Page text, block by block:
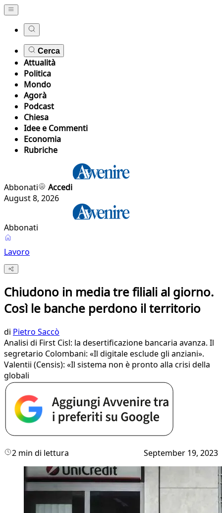
Cerca
Attualità
Politica
Mondo
Agorà
Podcast
Chiesa
Idee e Commenti
Economia
Rubriche
Abbonati
Accedi
August 8, 2026
Abbonati
Lavoro
Chiudono in media tre filiali al giorno.
Così le banche perdono il territorio
di Pietro Saccò
Analisi di First Cisl: la desertificazione bancaria avanza. Il
segretario Colombani: «Il digitale esclude gli anziani».
Valentii (Censis): «Il sistema non è pronto alla crisi della
globali
2 min di lettura September 19, 2023